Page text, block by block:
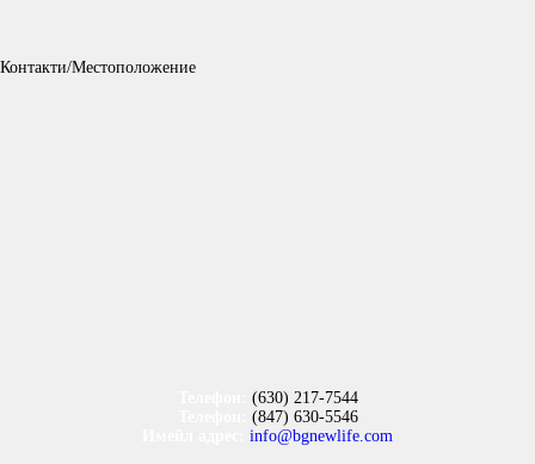
Контакти/Местоположение
(630) 217-7544
(847) 630-5546
info@bgnewlife.com